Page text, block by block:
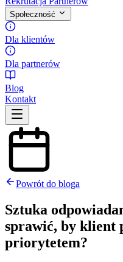
Społeczność
Dla klientów
Dla partnerów
Blog
Kontakt
Powrót do bloga
Sztuka
sprawić, by klient
priorytetem?